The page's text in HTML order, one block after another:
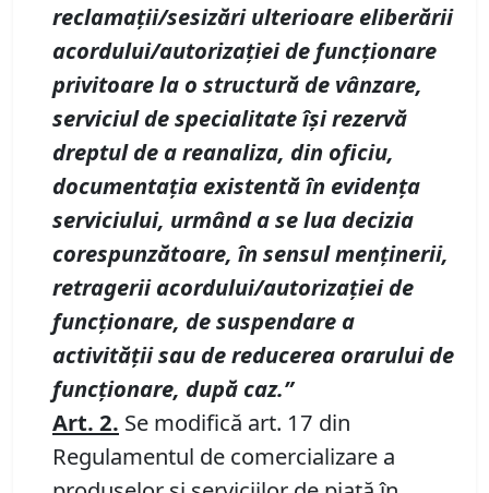
reclamaţii/sesizări ulterioare eliberării
acordului/autorizaţiei de funcţionare
privitoare la o structură de vânzare,
serviciul de specialitate îşi rezervă
dreptul de a reanaliza, din oficiu,
documentaţia existentă în evidenţa
serviciului, urmând a se lua decizia
corespunzătoare, în sensul menţinerii,
retragerii acordului/autorizaţiei de
funcţionare, de suspendare a
activităţiisau de reducerea orarului de
funcționare, după caz.”
Art. 2. Se modifică art. 17 din
Regulamentul de comercializare a